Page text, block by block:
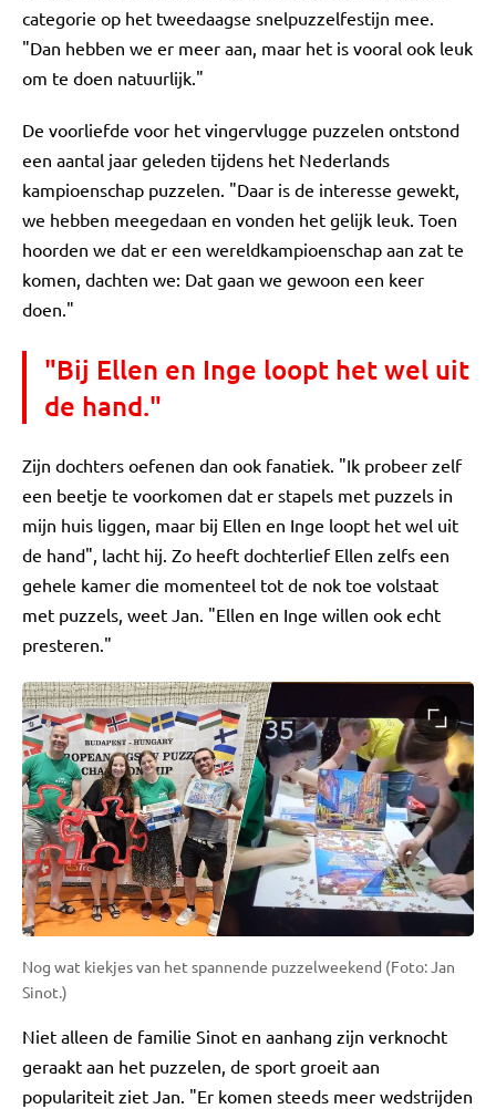
categorie op het tweedaagse snelpuzzelfestijn mee.
"Dan hebben we er meer aan, maar het is vooral ook leuk
om te doen natuurlijk."
De voorliefde voor het vingervlugge puzzelen ontstond
een aantal jaar geleden tijdens het Nederlands
kampioenschap puzzelen. "Daar is de interesse gewekt,
we hebben meegedaan en vonden het gelijk leuk. Toen
hoorden we dat er een wereldkampioenschap aan zat te
komen, dachten we: Dat gaan we gewoon een keer
doen."
"Bij Ellen en Inge loopt het wel uit
de hand."
Zijn dochters oefenen dan ook fanatiek. "Ik probeer zelf
een beetje te voorkomen dat er stapels met puzzels in
mijn huis liggen, maar bij Ellen en Inge loopt het wel uit
de hand", lacht hij. Zo heeft dochterlief Ellen zelfs een
gehele kamer die momenteel tot de nok toe volstaat
met puzzels, weet Jan. "Ellen en Inge willen ook echt
presteren."
Nog wat kiekjes van het spannende puzzelweekend (Foto: Jan
Sinot.)
Niet alleen de familie Sinot en aanhang zijn verknocht
geraakt aan het puzzelen, de sport groeit aan
populariteit ziet Jan. "Er komen steeds meer wedstrijden